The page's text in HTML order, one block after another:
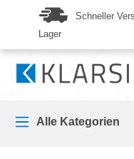
ZurSchneller
Lager
Alle Kategorien